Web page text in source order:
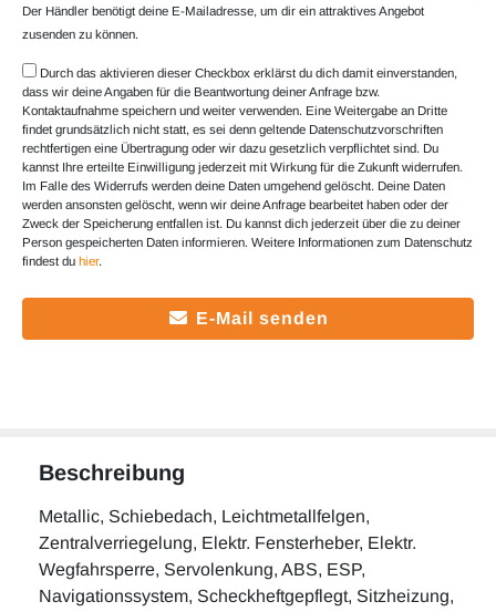
Der Händler benötigt deine E-Mailadresse, um dir ein attraktives Angebot
zusenden zu können.
Durch das aktivieren dieser Checkbox erklärst du dich damit einverstanden,
dass wir deine Angaben für die Beantwortung deiner Anfrage bzw.
Kontaktaufnahme speichern und weiter verwenden. Eine Weitergabe an Dritte
findet grundsätzlich nicht statt, es sei denn geltende Datenschutzvorschriften
rechtfertigen eine Übertragung oder wir dazu gesetzlich verpflichtet sind. Du
kannst Ihre erteilte Einwilligung jederzeit mit Wirkung für die Zukunft widerrufen.
Im Falle des Widerrufs werden deine Daten umgehend gelöscht. Deine Daten
werden ansonsten gelöscht, wenn wir deine Anfrage bearbeitet haben oder der
Zweck der Speicherung entfallen ist. Du kannst dich jederzeit über die zu deiner
Person gespeicherten Daten informieren. Weitere Informationen zum Datenschutz
findest du hier.
E-Mail senden
Beschreibung
Metallic, Schiebedach, Leichtmetallfelgen,
Zentralverriegelung, Elektr. Fensterheber, Elektr.
Wegfahrsperre, Servolenkung, ABS, ESP,
Navigationssystem, Scheckheftgepflegt, Sitzheizung,